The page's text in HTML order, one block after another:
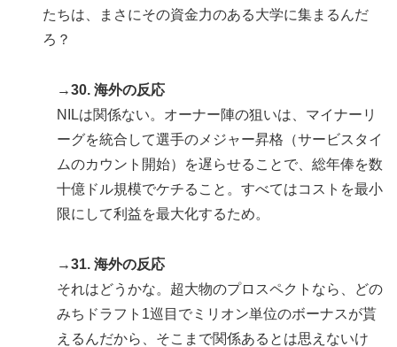
たちは、まさにその資金力のある大学に集まるんだ
ろ？
→30. 海外の反応
NILは関係ない。オーナー陣の狙いは、マイナーリ
ーグを統合して選手のメジャー昇格（サービスタイ
ムのカウント開始）を遅らせることで、総年俸を数
十億ドル規模でケチること。すべてはコストを最小
限にして利益を最大化するため。
→31. 海外の反応
それはどうかな。超大物のプロスペクトなら、どの
みちドラフト1巡目でミリオン単位のボーナスが貰
えるんだから、そこまで関係あるとは思えないけ